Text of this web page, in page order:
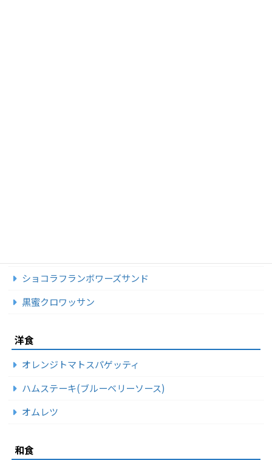
ショコラフランボワーズサンド
黒蜜クロワッサン
洋食
オレンジトマトスパゲッティ
ハムステーキ(ブルーベリーソース)
オムレツ
和食